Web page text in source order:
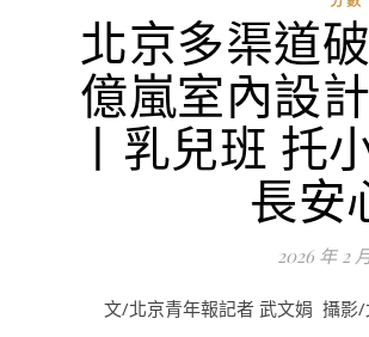
北京多渠道
億嵐室內設
丨乳兒班 托
長安
2026 年 2
文/北京青年報記者 武文娟 攝影